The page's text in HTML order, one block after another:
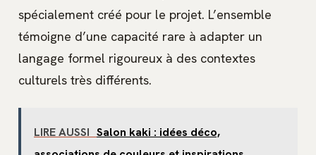
spécialement créé pour le projet. L’ensemble
témoigne d’une capacité rare à adapter un
langage formel rigoureux à des contextes
culturels très différents.
LIRE AUSSI Salon kaki : idées déco,